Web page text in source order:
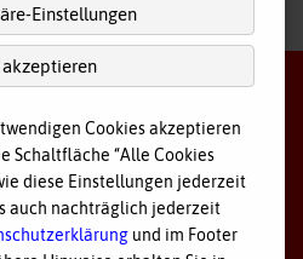
oben
Kreuz - Kreisverband Ostallgäu
Einstellungen
Cookies akzeptieren
Schaltfläche “Alle Cookies
diese Einstellungen jederzeit
auch nachträglich jederzeit
und im Footer